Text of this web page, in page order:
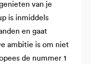
van je
is inmiddels
en gaat
ambitie is om niet
de nummer 1